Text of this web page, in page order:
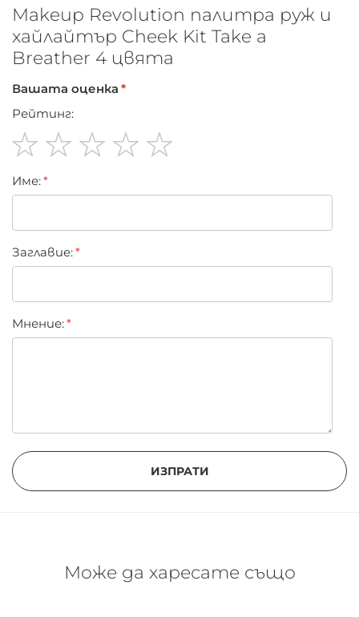
Makeup Revolution палитра руж и
хайлайтър Cheek Kit Take a
Breather 4 цвята
Вашата оценка
Рейтинг:
star
stars
stars
stars
stars
Име:
Заглавиe:
Мнение:
ИЗПРАТИ
Може да харесате също